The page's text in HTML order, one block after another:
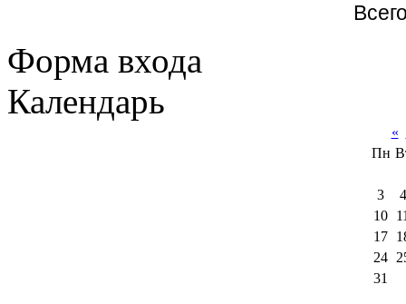
Форма входа
Календарь
«
Пн
3
4
10
17
24
31